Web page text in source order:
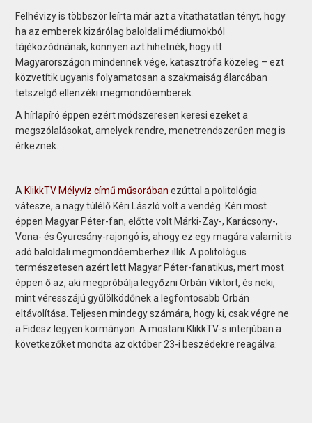
Felhévizy is többször leírta már azt a vitathatatlan tényt, hogy
ha az emberek kizárólag baloldali médiumokból
tájékozódnának, könnyen azt hihetnék, hogy itt
Magyarországon mindennek vége, katasztrófa közeleg – ezt
közvetítik ugyanis folyamatosan a szakmaiság álarcában
tetszelgő ellenzéki megmondóemberek.
A hírlapíró éppen ezért módszeresen keresi ezeket a
megszólalásokat, amelyek rendre, menetrendszerűen meg is
érkeznek.
A KlikkTV Mélyvíz című műsorában ezúttal a politológia
vátesze, a nagy túlélő Kéri László volt a vendég. Kéri most
éppen Magyar Péter-fan, előtte volt Márki-Zay-, Karácsony-,
Vona- és Gyurcsány-rajongó is, ahogy ez egy magára valamit is
adó baloldali megmondóemberhez illik. A politológus
természetesen azért lett Magyar Péter-fanatikus, mert most
éppen ő az, aki megpróbálja legyőzni Orbán Viktort, és neki,
mint véresszájú gyűlölködőnek a legfontosabb Orbán
eltávolítása. Teljesen mindegy számára, hogy ki, csak végre ne
a Fidesz legyen kormányon. A mostani KlikkTV-s interjúban a
következőket mondta az október 23-i beszédekre reagálva: